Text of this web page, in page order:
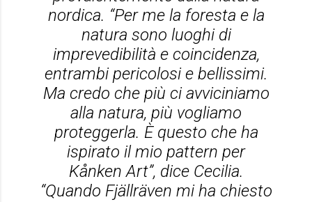
nordica. “Per me la foresta e la
natura sono luoghi di
imprevedibilità e coincidenza,
entrambi pericolosi e bellissimi.
Ma credo che più ci avviciniamo
alla natura, più vogliamo
proteggerla. È questo che ha
ispirato il mio pattern per
Kånken Art”, dice Cecilia.
“Quando Fjällräven mi ha chiesto